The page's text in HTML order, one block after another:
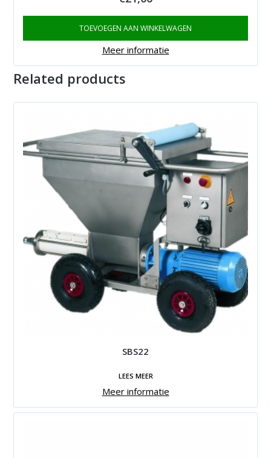
TOEVOEGEN AAN WINKELWAGEN
Meer informatie
Related products
SBS22
LEES MEER
Meer informatie